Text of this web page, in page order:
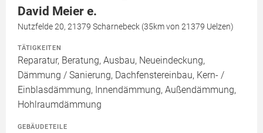
David Meier e.
Nutzfelde 20, 21379 Scharnebeck (35km von 21379 Uelzen)
TÄTIGKEITEN
Reparatur, Beratung, Ausbau, Neueindeckung,
Dämmung / Sanierung, Dachfenstereinbau, Kern- /
Einblasdämmung, Innendämmung, Außendämmung,
Hohlraumdämmung
GEBÄUDETEILE